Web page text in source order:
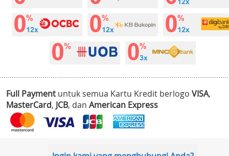
Full Payment untuk semua Kartu Kredit berlogo VISA,
MasterCard, JCB, dan American Express